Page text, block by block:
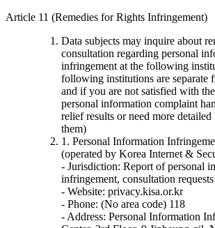
Article 11 (Remedies for Rights Infringement)
Data subjects may inquire about
consultation regarding personal
infringement at the following
following institutions are separate
and if you are not satisfied with
personal information complaint
relief results or need more detailed
them)
1. Personal Information
(operated by Korea Internet &
- Jurisdiction: Report of personal
infringement, consultation requests
- Website: privacy.kisa.or.kr
- Phone: (No area code) 118
- Address: Personal Information